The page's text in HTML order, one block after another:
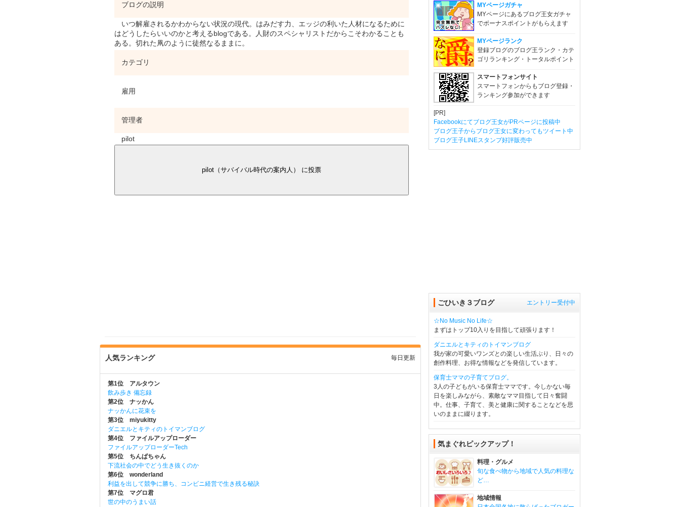
ブログの説明
いつ解雇されるかわからない状況の現代。はみだす力、エッジの利いた人材になるために
はどうしたらいいのかと考えるblogである。人財のスペシャリストだからこそわかることも
ある。切れた凧のように徒然なるままに。
カテゴリ
雇用
管理者
pilot
人気ランキング 毎日更新
第1位 アルタウン
飲み歩き 備忘録
第2位 ナッかん
ナッかんに花束を
第3位 miyukitty
ダニエルとキティのトイマンブログ
第4位 ファイルアップローダー
ファイルアップローダーTech
第5位 ちんぱちゃん
下流社会の中でどう生き抜くのか
第6位 wonderland
利益を出して競争に勝ち、コンビニ経営で生き残る秘訣
第7位 マグロ君
世の中のうまい話
MYページガチャ
MYページにあるブログ王女ガチャ
でボーナスポイントがもらえます
MYページランク
登録ブログのブログ王ランク・カテ
ゴリランキング・トータルポイント
スマートフォンサイト
スマートフォンからもブログ登録・
ランキング参加ができます
[PR]
Facebookにてブログ王女がPRページに投稿中
ブログ王子からブログ王女に変わってもツイート中
ブログ王子LINEスタンプ好評販売中
エントリー受付中
ごひいき３ブログ
☆No Music No Life☆
まずはトップ10入りを目指して頑張ります！
ダニエルとキティのトイマンブログ
我が家の可愛いワンズとの楽しい生活ぶり、日々の
創作料理、お得な情報などを発信しています。
保育士ママの子育てブログ。
3人の子どもがいる保育士ママです。今しかない毎
日を楽しみながら、素敵なママ目指して日々奮闘
中。仕事、子育て、美と健康に関することなどを思
いのままに綴ります。
気まぐれピックアップ！
料理・グルメ
旬な食べ物から地域で人気の料理な
ど…
地域情報